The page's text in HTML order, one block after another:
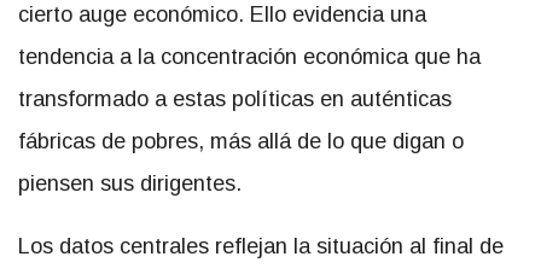
cierto auge económico. Ello evidencia una
tendencia a la concentración económica que ha
transformado a estas políticas en auténticas
fábricas de pobres, más allá de lo que digan o
piensen sus dirigentes.
Los datos centrales reflejan la situación al final de